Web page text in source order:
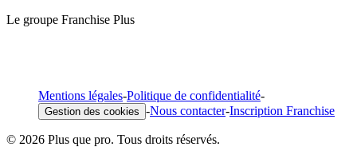
Le groupe Franchise Plus
Mentions légales-Politique de confidentialité-
Gestion des cookies -Nous contacter-Inscription Franchise
© 2026 Plus que pro. Tous droits réservés.